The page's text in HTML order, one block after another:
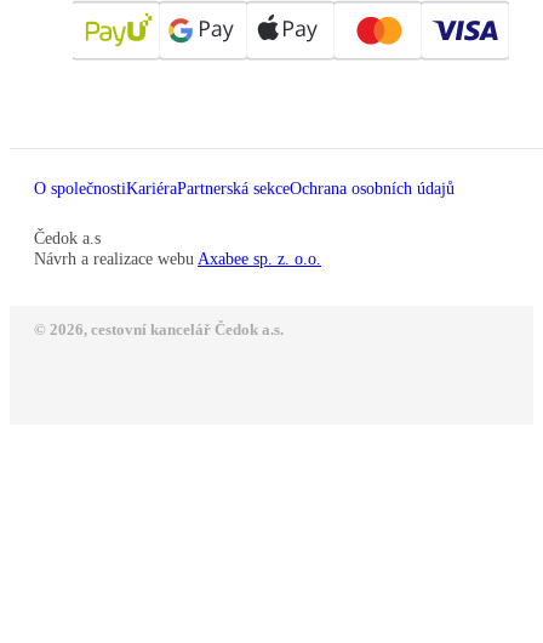
O společnostiKariéraPartnerská sekceOchrana osobních údajů
Čedok a.s
Návrh a realizace webu Axabee sp. z. o.o.
© 2026, cestovní kancelář Čedok a.s.